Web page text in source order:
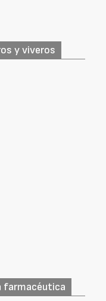
y viveros
farmacéutica